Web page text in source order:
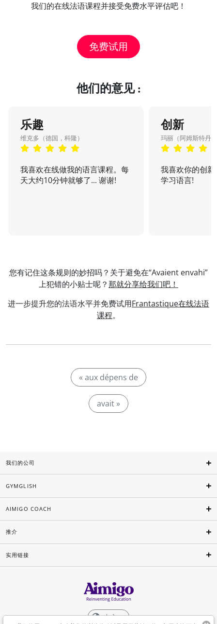
我们的在线法语课程并接受免费水平评估吧！
免费试用
他们的意见 :
乐趣
维克多（德国，科隆）
我喜欢在线做我的语言课程。每
天大约10分钟就够了... 谢谢!
创新
玛丽（阿姆斯特丹
我喜欢你的创
学习语言!
您有记住这条规则的妙招吗？关于避免在“Avaient envahi”
上犯错的小贴士呢？那就分享给我们吧！
进一步提升您的法语水平并免费试用Frantastique在线法语
课程。
« aux dépens de
avait »
我们的公司
GYMGLISH
AIMIGO COACH
推介
实用链接
中文